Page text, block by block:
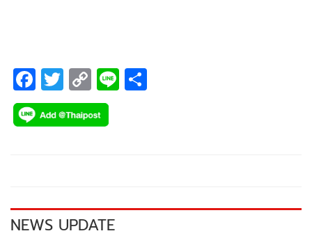
F
ac
e
k
T
wi
tt
C
o
p
k
Li
NEWS UPDATE